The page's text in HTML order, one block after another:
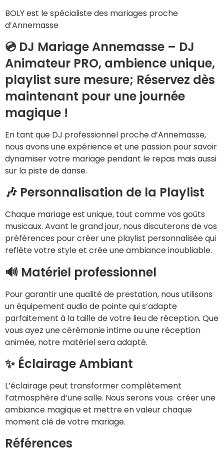
BOLY est le spécialiste des mariages proche
d’Annemasse
💿 DJ Mariage Annemasse – DJ
Animateur PRO, ambience unique,
playlist sure mesure; Réservez dès
maintenant pour une journée
magique !
En tant que DJ professionnel proche d’Annemasse,
nous avons une expérience et une passion pour savoir
dynamiser votre mariage pendant le repas mais aussi
sur la piste de danse.
🎶 Personnalisation de la Playlist
Chaque mariage est unique, tout comme vos goûts
musicaux. Avant le grand jour, nous discuterons de vos
préférences pour créer une playlist personnalisée qui
reflète votre style et crée une ambiance inoubliable.
🔊 Matériel professionnel
Pour garantir une qualité de prestation, nous utilisons
un équipement audio de pointe qui s’adapte
parfaitement à la taille de votre lieu de réception. Que
vous ayez une cérémonie intime ou une réception
animée, notre matériel sera adapté.
✨ Éclairage Ambiant
L’éclairage peut transformer complètement
l’atmosphère d’une salle. Nous serons vous créer une
ambiance magique et mettre en valeur chaque
moment clé de votre mariage.
Références